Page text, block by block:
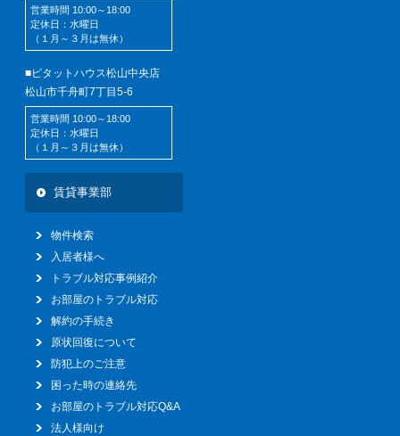
営業時間 10:00～18:00
定休日：水曜日
（１月～３月は無休）
■ピタットハウス松山中央店
松山市千舟町7丁目5-6
営業時間 10:00～18:00
定休日：水曜日
（１月～３月は無休）
賃貸事業部
物件検索
入居者様へ
トラブル対応事例紹介
お部屋のトラブル対応
解約の手続き
原状回復について
防犯上のご注意
困った時の連絡先
お部屋のトラブル対応Q&A
法人様向け